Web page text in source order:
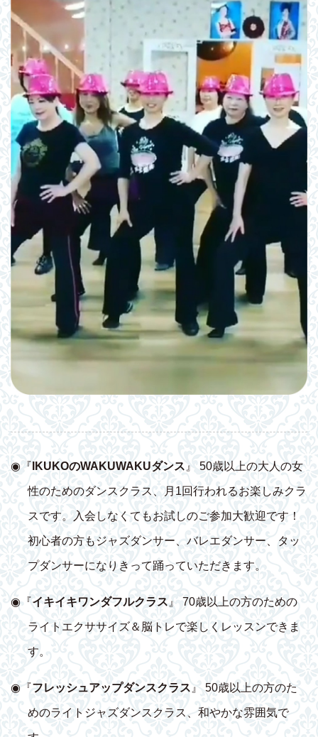
◉『 IKUKOのWAKUWAKUダンス 』 50歳以上の大人の女
性のためのダンスクラス、月1回行われるお楽しみクラ
スです。入会しなくてもお試しのご参加大歓迎です！
初心者の方もジャズダンサー、バレエダンサー、タッ
プダンサーになりきって踊っていただきます。
◉『イキイキワンダフルクラス 』 70歳以上の方のための
ライトエクササイズ＆脳トレで楽しくレッスンできま
す。
◉『フレッシュアップダンスクラス』 50歳以上の方のた
めのライトジャズダンスクラス、和やかな雰囲気で